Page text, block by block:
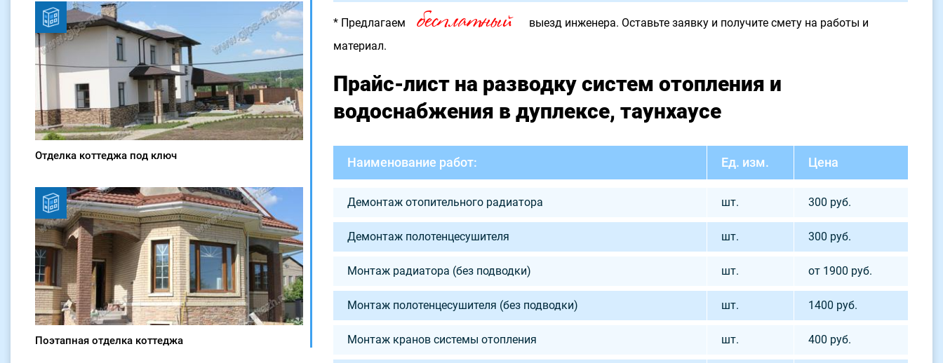
* Предлагаем бесплатный
выезд инженера. Оставьте заявку и получите смету на работы и
материал.
Прайс-лист на разводку систем отопления и
водоснабжения в дуплексе, таунхаусе
Наименование работ: Ед. изм. Цена
Демонтаж отопительного радиатора шт. 300 руб.
Демонтаж полотенцесушителя шт. 300 руб.
Монтаж радиатора (без подводки) шт. от 1900 руб.
Монтаж полотенцесушителя (без подводки) шт. 1400 руб.
Монтаж кранов системы отопления шт. 400 руб.
Отделка коттеджа под ключ
Поэтапная отделка коттеджа